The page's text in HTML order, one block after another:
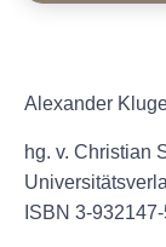
Alexander
hg. v. Christian
ISBN 3-